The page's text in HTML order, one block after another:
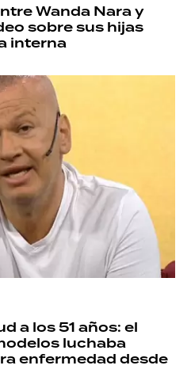
Wanda Nara y
sobre sus hijas
interna
a los 51 años: el
luchaba
enfermedad desde